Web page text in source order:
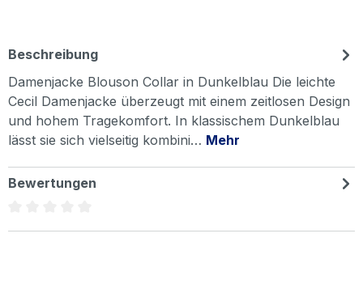
Beschreibung
Damenjacke Blouson Collar in Dunkelblau Die leichte
Cecil Damenjacke überzeugt mit einem zeitlosen Design
und hohem Tragekomfort. In klassischem Dunkelblau
lässt sie sich vielseitig kombini… Mehr
Bewertungen